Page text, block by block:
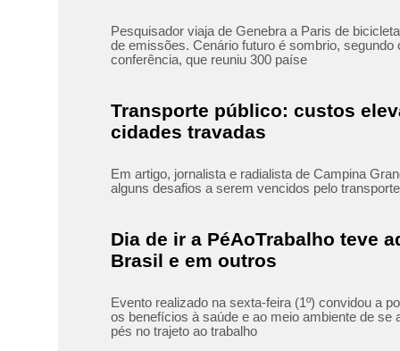
Pesquisador viaja de Genebra a Paris de
de emissões. Cenário futuro é sombrio, segundo
conferência, que reuniu 300 paíse
Transporte público: custos
cidades travadas
Em artigo, jornalista e radialista de Campina
alguns desafios a serem vencidos pelo
Dia de ir a PéAoTrabalho teve
Brasil e em outros
Evento realizado na sexta-feira (1º) convidou a
os benefícios à saúde e ao meio ambiente de se
pés no trajeto ao trabalho